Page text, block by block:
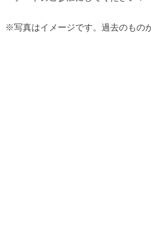
※写真はイメージです。過去のもの